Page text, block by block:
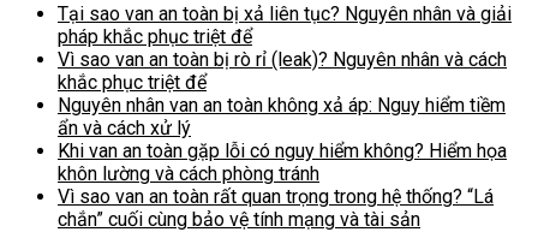
Tại sao van an toàn bị xả liên tục? Nguyên nhân và giải
pháp khắc phục triệt để
Vì sao van an toàn bị rò rỉ (leak)? Nguyên nhân và cách
khắc phục triệt để
Nguyên nhân van an toàn không xả áp: Nguy hiểm tiềm
ẩn và cách xử lý
Khi van an toàn gặp lỗi có nguy hiểm không? Hiểm họa
khôn lường và cách phòng tránh
Vì sao van an toàn rất quan trọng trong hệ thống? “Lá
chắn” cuối cùng bảo vệ tính mạng và tài sản